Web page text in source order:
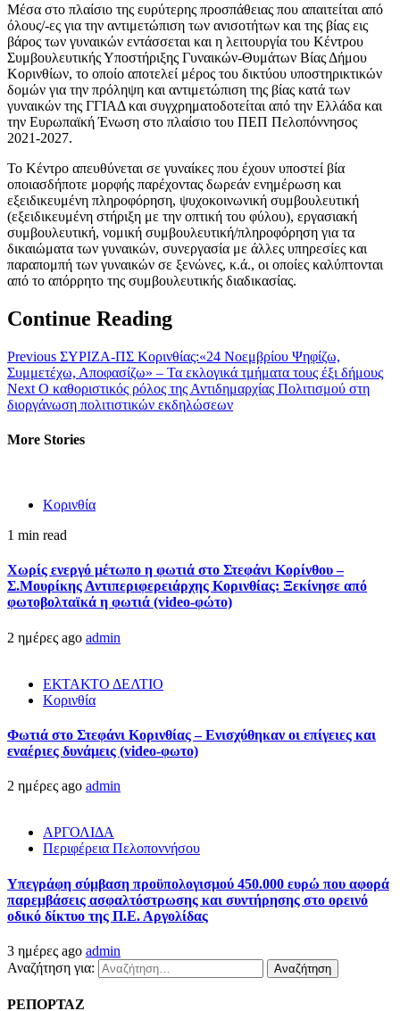
Μέσα στο πλαίσιο της ευρύτερης προσπάθειας που απαιτείται από
όλους/-ες για την αντιμετώπιση των ανισοτήτων και της βίας εις
βάρος των γυναικών εντάσσεται και η λειτουργία του Κέντρου
Συμβουλευτικής Υποστήριξης Γυναικών-Θυμάτων Βίας Δήμου
Κορινθίων, το οποίο αποτελεί μέρος του δικτύου υποστηρικτικών
δομών για την πρόληψη και αντιμετώπιση της βίας κατά των
γυναικών της ΓΓΙΑΔ και συγχρηματοδοτείται από την Ελλάδα και
την Ευρωπαϊκή Ένωση στο πλαίσιο του ΠΕΠ Πελοπόννησος
2021-2027.
Το Κέντρο απευθύνεται σε γυναίκες που έχουν υποστεί βία
οποιασδήποτε μορφής παρέχοντας δωρεάν ενημέρωση και
εξειδικευμένη πληροφόρηση, ψυχοκοινωνική συμβουλευτική
(εξειδικευμένη στήριξη με την οπτική του φύλου), εργασιακή
συμβουλευτική, νομική συμβουλευτική/πληροφόρηση για τα
δικαιώματα των γυναικών, συνεργασία με άλλες υπηρεσίες και
παραπομπή των γυναικών σε ξενώνες, κ.ά., οι οποίες καλύπτονται
από το απόρρητο της συμβουλευτικής διαδικασίας.
Continue Reading
Previous ΣΥΡΙΖΑ-ΠΣ Κορινθίας:«24 Νοεμβρίου Ψηφίζω,
Συμμετέχω, Αποφασίζω» – Τα εκλογικά τμήματα τους έξι δήμους
Next Ο καθοριστικός ρόλος της Αντιδημαρχίας Πολιτισμού στη
διοργάνωση πολιτιστικών εκδηλώσεων
More Stories
Κορινθία
1 min read
Χωρίς ενεργό μέτωπο η φωτιά στο Στεφάνι Κορίνθου –
Σ.Μουρίκης Αντιπεριφερειάρχης Κορινθίας: Ξεκίνησε από
φωτοβολταϊκά η φωτιά (video-φώτο)
2 ημέρες ago admin
ΕΚΤΑΚΤΟ ΔΕΛΤΙΟ
Κορινθία
Φωτιά στο Στεφάνι Κορινθίας – Ενισχύθηκαν οι επίγειες και
εναέριες δυνάμεις (video-φωτο)
2 ημέρες ago admin
ΑΡΓΟΛΙΔΑ
Περιφέρεια Πελοποννήσου
Υπεγράφη σύμβαση προϋπολογισμού 450.000 ευρώ που αφορά
παρεμβάσεις ασφαλτόστρωσης και συντήρησης στο ορεινό
οδικό δίκτυο της Π.Ε. Αργολίδας
3 ημέρες ago admin
Αναζήτηση για:
ΡΕΠΟΡΤΑΖ